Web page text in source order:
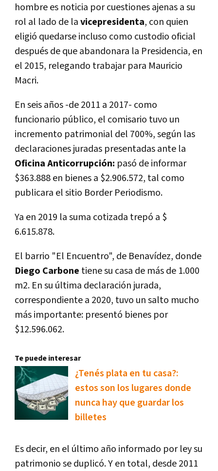
hombre es noticia por cuestiones ajenas a su
rol al lado de lavicepresidenta, con quien
eligió quedarse incluso como custodio oficial
después de que abandonara la Presidencia, en
el 2015, relegando trabajar para Mauricio
Macri.
En seis años -de 2011 a 2017- como
funcionario público, el comisario tuvo un
incremento patrimonial del 700%, según las
declaraciones juradas presentadas ante la
Oficina Anticorrupción: pasó de informar
$363.888 en bienes a $2.906.572, tal como
publicara el sitio Border Periodismo.
Ya en 2019 la suma cotizada trepó a $
6.615.878.
El barrio "El Encuentro", de Benavídez, donde
Diego Carbone tiene su casa de más de 1.000
m2. En su última declaración jurada,
correspondiente a 2020, tuvo un salto mucho
más importante: presentó bienes por
$12.596.062.
Te puede interesar
¿Tenés plata en tu casa?:
estos son los lugares donde
nunca hay que guardar los
billetes
Es decir, en el último año informado por ley su
patrimonio se duplicó. Y en total, desde 2011